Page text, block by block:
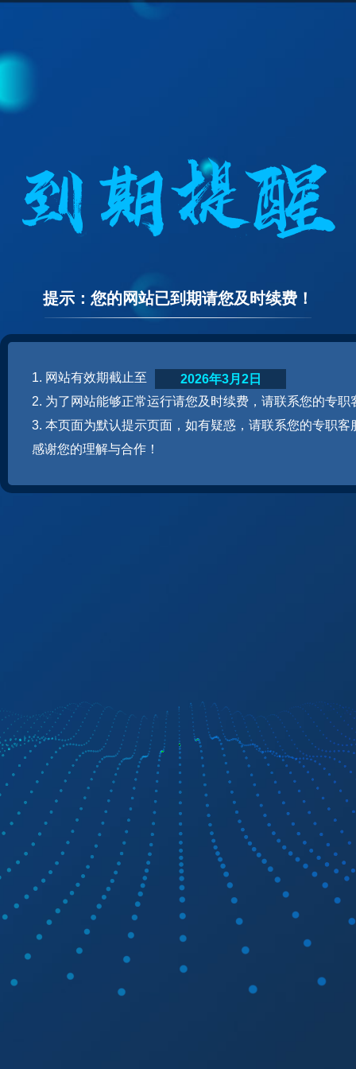
提示：您的网站已到期请您及时续费！
1. 网站有效期截止至
2. 为了网站能够正常运行请您及时续费，请联系您的专职
3. 本页面为默认提示页面，如有疑惑，请联系您的专职客
感谢您的理解与合作！
2026年3月2日